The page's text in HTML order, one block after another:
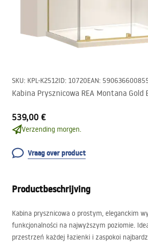
SKU: KPL-K2512ID: 10720EAN:
Kabina Prysznicowa REA Montana Gold
539,00 €
Verzending morgen.
Vraag over product
Productbeschrijving
Kabina prysznicowa o prostym, eleganckim
funkcjonalności na najwyższym poziomie.
przestrzeń każdej łazienki i zaspokoi